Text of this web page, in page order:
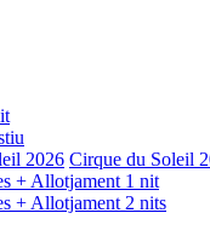
2026 Cirque du Soleil
+ Allotjament 1 nit
+ Allotjament 2 nits